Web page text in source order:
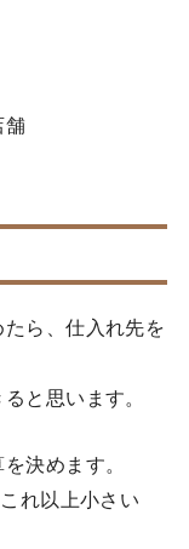
舗
ら、仕入れ先を
と思います。
決めます。
れ以上小さい